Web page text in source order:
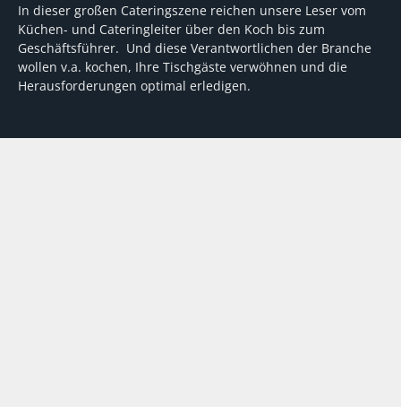
In dieser großen Cateringszene reichen unsere Leser vom
Küchen- und Cateringleiter über den Koch bis zum
Geschäftsführer. Und diese Verantwortlichen der Branche
wollen v.a. kochen, Ihre Tischgäste verwöhnen und die
Herausforderungen optimal erledigen.